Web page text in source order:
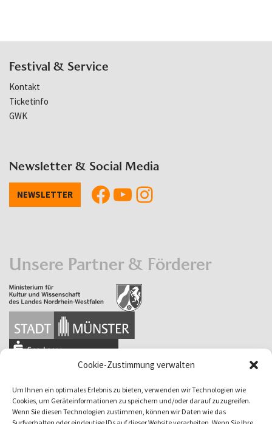
Cookie-Zustimmung verwalten
Um Ihnen ein optimales Erlebnis zu bieten, verwenden wir Technologien wie
Cookies, um Geräteinformationen zu speichern und/oder darauf zuzugreifen.
Wenn Sie diesen Technologien zustimmen, können wir Daten wie das
Festival & Service
Kontakt
Ticketinfo
GWK
Newsletter & Social Media
NEWSLETTER
Unsere Partner & Förderer